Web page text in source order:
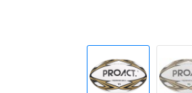
Spellen voor binnen en buiten